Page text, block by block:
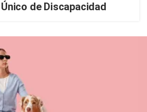
de Discapacidad